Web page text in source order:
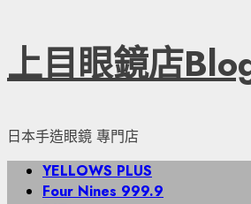
Skip
content
上目眼鏡店
日本手造眼鏡 專門店
Primary
Menu
YELLOWS PLUS
Four Nines 999.9